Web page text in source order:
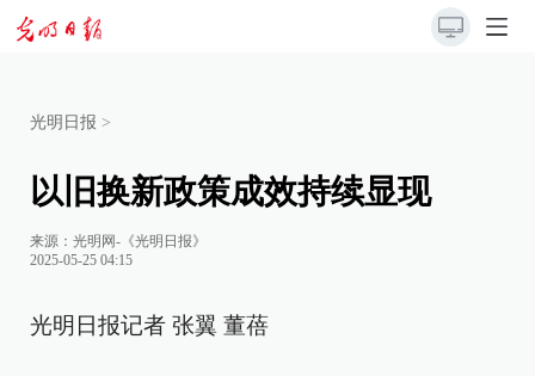
光明日报 >
以旧换新政策成效持续显现
来源： 光明网-《光明日报》
2025-05-25 04:15
光明日报记者 张翼 董蓓